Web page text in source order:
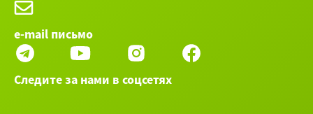
e-mail письмо
Следите за нами в соцсетях